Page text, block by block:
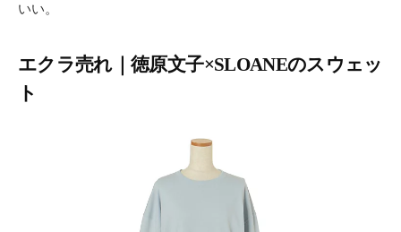
いい。
エクラ売れ｜徳原文子×SLOANEのスウェッ
ト